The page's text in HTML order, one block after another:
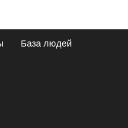
База людей